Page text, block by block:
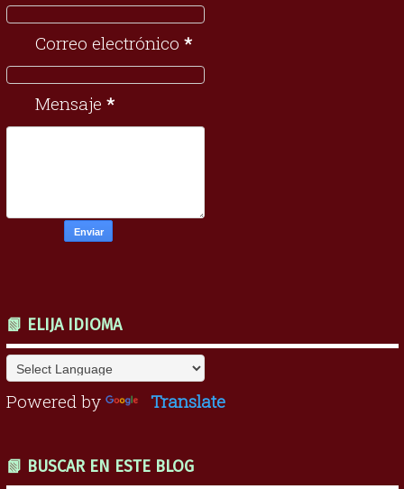
Correo electrónico *
Mensaje *
📗 ELIJA IDIOMA
Powered by Translate
📗 BUSCAR EN ESTE BLOG